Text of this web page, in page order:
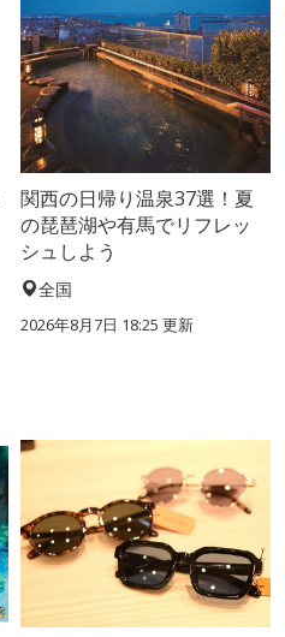
関西の日帰り温泉37選！夏
の琵琶湖や有馬でリフレッ
シュしよう
全国
2026年8月7日 18:25 更新